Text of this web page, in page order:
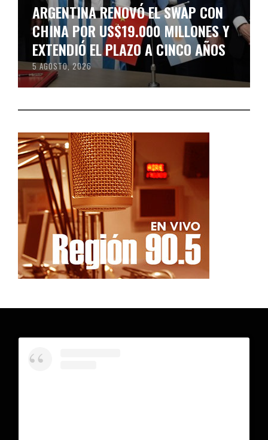
ARGENTINA RENOVÓ EL SWAP CON
CHINA POR US$19.000 MILLONES Y
EXTENDIÓ EL PLAZO A CINCO AÑOS
5 AGOSTO, 2026